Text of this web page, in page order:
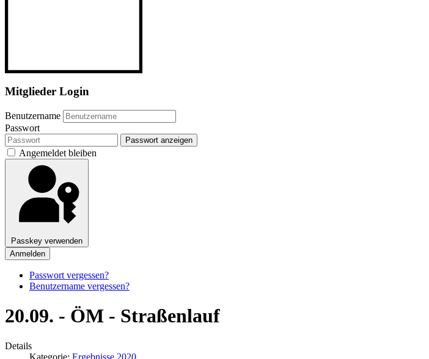
Mitglieder Login
Benutzername
Passwort
Passwort anzeigen
Angemeldet bleiben
Passkey verwenden
Anmelden
Passwort vergessen?
Benutzername vergessen?
20.09. - ÖM - Straßenlauf
Details
Kategorie: Ergebnisse 2020